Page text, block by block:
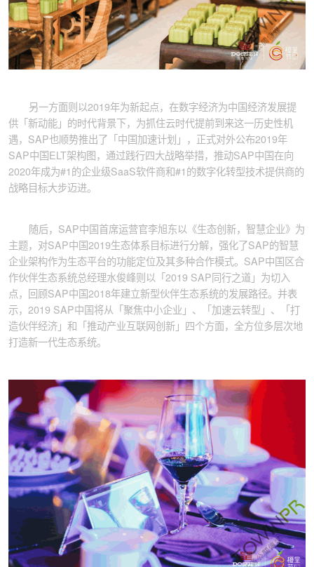
另一方面则以2019年为新起点，在数字经济为中国经济发展提
供「新动能」的时代背景下，为抓住云时代提前到来这一历史性机
遇，SAP也顺势推出了「中国加速计划」，正式对外公布2019年
SAP中国ELT架构图，通过践行四大战略举措，推动SAP中国在向
2020年成为#1的企业级SaaS软件商和#1的数字化转型技术提供商的
战略目标大步迈进。
随后，SAP中国首席运营官李旭东以《生态创新，智慧企业》为
主题，对SAP中国2019生态体系目标进行分解，强化了SAP的智慧
企业架构作为生态平台的功能定位及其多种合作模式。SAP中国区合
作伙伴生态系统总经理水俊峰则以「2019 SAP同行之道」为切入
点，回顾SAP中国2018年建立新型伙伴生态系统的发展路径。并表
示，2019 SAP中国将从「聚焦中小企业」、「加速云转型」、「打
造伙伴经济」和「推动产业互联网创新」四个方面，全方位多层次地
打造新一代生态系统。